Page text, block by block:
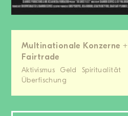
Multinationale Konzerne +
Fairtrade
Aktivismus Geld
Spiritualität
Überfischung